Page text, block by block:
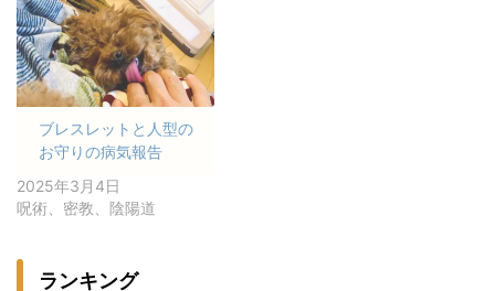
ブレスレットと人型の
お守りの病気報告
2025年3月4日
呪術、密教、陰陽道
ランキング